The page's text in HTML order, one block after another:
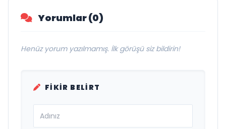
Yorumlar (0)
Henüz yorum yazılmamış. İlk görüşü siz bildirin!
FIKIR BELIRT